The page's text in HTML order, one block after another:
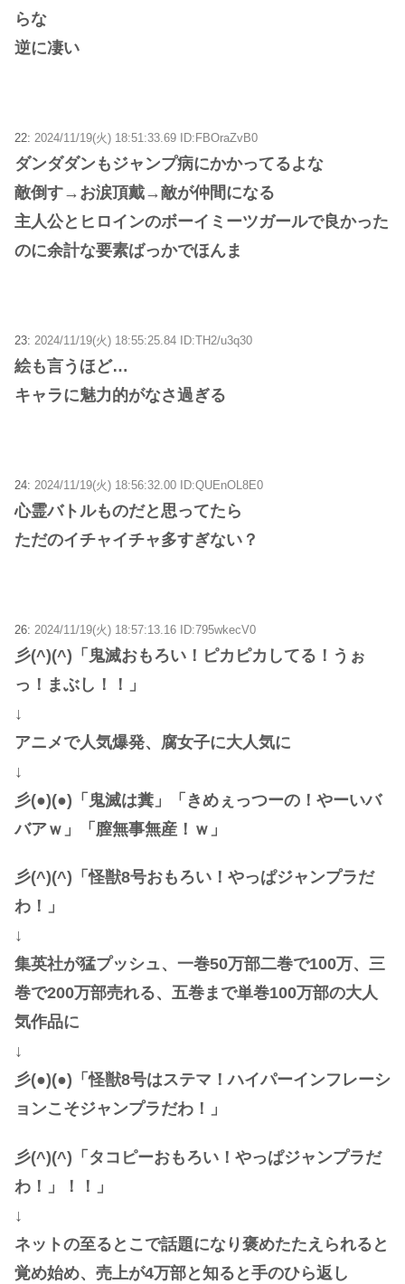
らな
逆に凄い
22: 2024/11/19(火) 18:51:33.69 ID:FBOraZvB0
ダンダダンもジャンプ病にかかってるよな
敵倒す→お涙頂戴→敵が仲間になる
主人公とヒロインのボーイミーツガールで良かった
のに余計な要素ばっかでほんま
23: 2024/11/19(火) 18:55:25.84 ID:TH2/u3q30
絵も言うほど…
キャラに魅力的がなさ過ぎる
24: 2024/11/19(火) 18:56:32.00 ID:QUEnOL8E0
心霊バトルものだと思ってたら
ただのイチャイチャ多すぎない？
26: 2024/11/19(火) 18:57:13.16 ID:795wkecV0
彡(^)(^)「鬼滅おもろい！ピカピカしてる！うぉ
っ！まぶし！！」
↓
アニメで人気爆発、腐女子に大人気に
↓
彡(●)(●)「鬼滅は糞」「きめぇっつーの！やーいバ
バアｗ」「膣無事無産！ｗ」
彡(^)(^)「怪獣8号おもろい！やっぱジャンプラだ
わ！」
↓
集英社が猛プッシュ、一巻50万部二巻で100万、三
巻で200万部売れる、五巻まで単巻100万部の大人
気作品に
↓
彡(●)(●)「怪獣8号はステマ！ハイパーインフレーシ
ョンこそジャンプラだわ！」
彡(^)(^)「タコピーおもろい！やっぱジャンプラだ
わ！」！！」
↓
ネットの至るとこで話題になり褒めたたえられると
覚め始め、売上が4万部と知ると手のひら返し